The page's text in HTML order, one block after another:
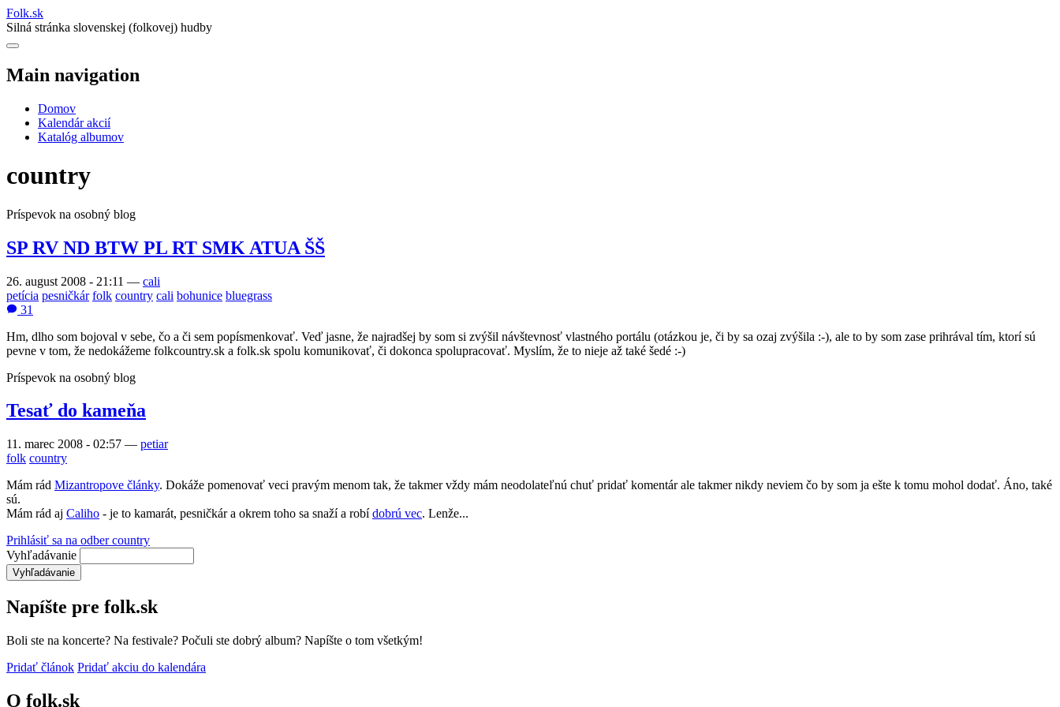
Folk.sk
Silná stránka slovenskej (folkovej) hudby
Main navigation
Domov
Kalendár akcií
Katalóg albumov
country
Príspevok na osobný blog
SP RV ND BTW PL RT SMK ATUA ŠŠ
26. august 2008 - 21:11 — cali
petícia pesničkár folk country cali bohunice bluegrass
31
Hm, dlho som bojoval v sebe, čo a či sem popísmenkovať. Veď jasne, že najradšej by som si zvýšil návštevnosť vlastného portálu (otázkou je, či by sa ozaj zvýšila :-), ale to by som zase prihrával tím, ktorí sú
pevne v tom, že nedokážeme folkcountry.sk a folk.sk spolu komunikovať, či dokonca spolupracovať. Myslím, že to nieje až také šedé :-)
Príspevok na osobný blog
Tesať do kameňa
11. marec 2008 - 02:57 — petiar
folk country
Mám rád Mizantropove články. Dokáže pomenovať veci pravým menom tak, že takmer vždy mám neodolateľnú chuť pridať komentár ale takmer nikdy neviem čo by som ja ešte k tomu mohol dodať. Áno, také
sú.
Mám rád aj Caliho - je to kamarát, pesničkár a okrem toho sa snaží a robídobrú vec. Lenže...
Prihlásiť sa na odber country
Vyhľadávanie
Napíšte pre folk.sk
Boli ste na koncerte? Na festivale? Počuli ste dobrý album? Napíšte o tom všetkým!
Pridať článok Pridať akciu do kalendára
O folk.sk